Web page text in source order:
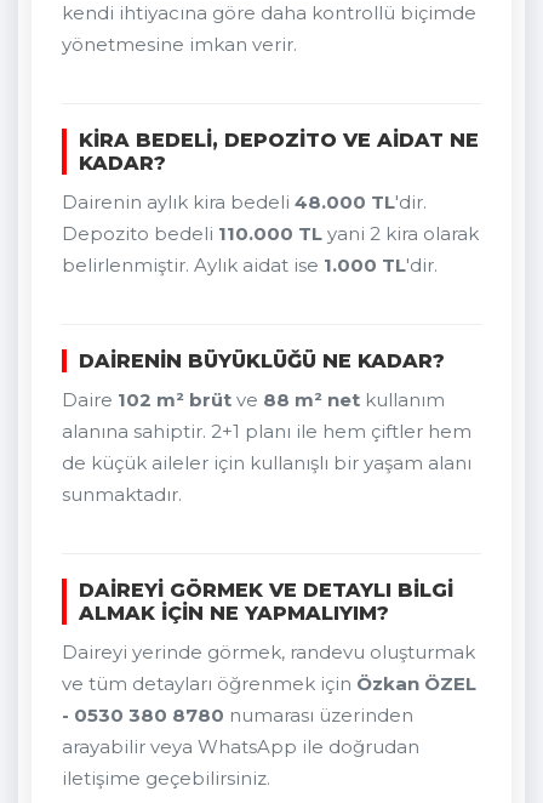
kendi ihtiyacına göre daha kontrollü biçimde
yönetmesine imkan verir.
KIRA BEDELI, DEPOZITO VE AIDAT NE
KADAR?
Dairenin aylık kira bedeli 48.000 TL'dir.
Depozito bedeli 110.000 TL yani 2 kira olarak
belirlenmiştir. Aylık aidat ise 1.000 TL'dir.
DAIRENIN BÜYÜKLÜĞÜ NE KADAR?
Daire 102 m² brüt ve 88 m² net kullanım
alanına sahiptir. 2+1 planı ile hem çiftler hem
de küçük aileler için kullanışlı bir yaşam alanı
sunmaktadır.
DAIREYI GÖRMEK VE DETAYLI BILGI
ALMAK IÇIN NE YAPMALIYIM?
Daireyi yerinde görmek, randevu oluşturmak
ve tüm detayları öğrenmek için Özkan ÖZEL
- 0530 380 8780 numarası üzerinden
arayabilir veya WhatsApp ile doğrudan
iletişime geçebilirsiniz.